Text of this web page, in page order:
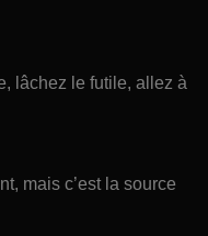
lâchez le futile, allez à
mais c’est la source